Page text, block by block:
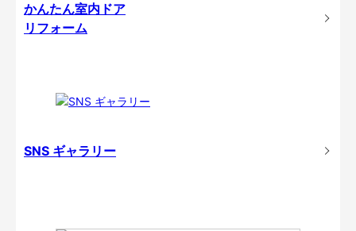
かんたん室内ドア
リフォーム
SNS ギャラリー